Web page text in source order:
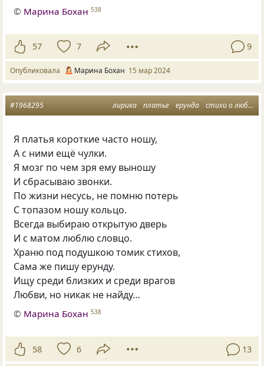
© Марина Бохан 538
57 7 9
Опубликовала Марина Бохан 15 мар 2024
лирика платье ерунда стихи о любви
#1968295
Я платья короткие часто ношу,
А с ними ещё чулки.
Я мозг по чем зря ему выношу
И сбрасываю звонки.
По жизни несусь, не помню потерь
С топазом ношу кольцо.
Всегда выбираю открытую дверь
И с матом люблю словцо.
Храню под подушкою томик стихов,
Сама же пишу ерунду.
Ищу среди близких и среди врагов
Любви, но никак не найду…
© Марина Бохан 538
58 6 13